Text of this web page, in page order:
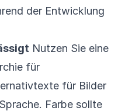
der Entwicklung
Nutzen Sie eine
für
für Bilder
Farbe sollte